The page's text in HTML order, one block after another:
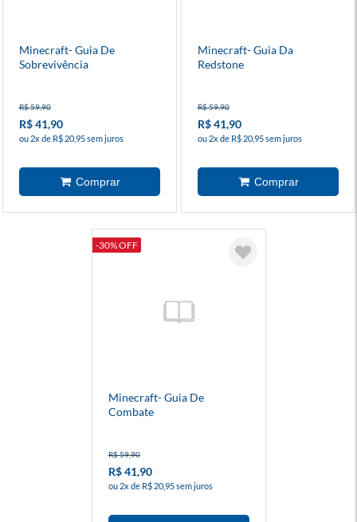
Minecraft- Guia De
Sobrevivência
R$ 59,90
R$ 41,90
ou 2x de R$ 20,95 sem juros
Minecraft- Guia Da
Redstone
R$ 59,90
R$ 41,90
ou 2x de R$ 20,95 sem juros
-30% OFF
Minecraft- Guia De
Combate
R$ 59,90
R$ 41,90
ou 2x de R$ 20,95 sem juros